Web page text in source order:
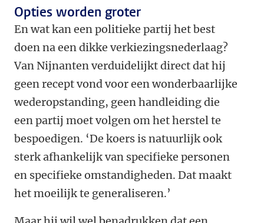
Opties worden groter
En wat kan een politieke partij het best
doen na een dikke verkiezingsnederlaag?
Van Nijnanten verduidelijkt direct dat hij
geen recept vond voor een wonderbaarlijke
wederopstanding, geen handleiding die
een partij moet volgen om het herstel te
bespoedigen. ‘De koers is natuurlijk ook
sterk afhankelijk van specifieke personen
en specifieke omstandigheden. Dat maakt
het moeilijk te generaliseren.’